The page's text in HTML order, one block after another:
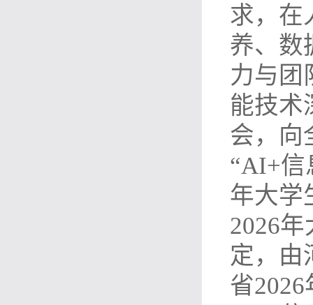
求，在
养、数
力与团
能技术
会，向
“AI+信
年大学
2026
定，由
省